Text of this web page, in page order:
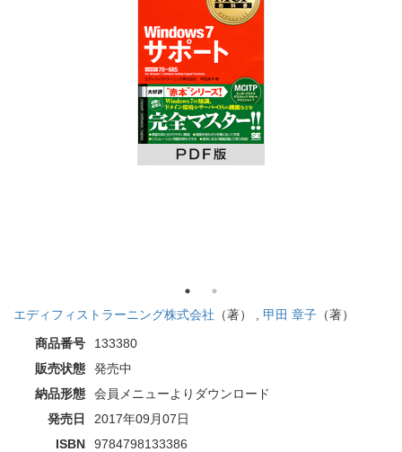
エディフィストラーニング株式会社 （著） , 甲田 章子 （著）
商品番号
133380
販売状態
発売中
納品形態
会員メニューよりダウンロード
発売日
2017年09月07日
ISBN
9784798133386